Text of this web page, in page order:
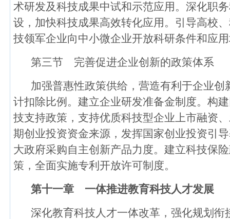
术研发及科技成果中试和示范应用。深化职
设，加快科技成果高效转化应用。引导高校
技领军企业向中小微企业开放科研条件和应
第三节 完善促进企业创新的政策体系
加强普惠性政策供给，营造有利于企业
计扣除比例。建立企业研发准备金制度。构
技支持政策，支持优质科技型企业上市融资
期创业投资资金来源，发挥国家创业投资引
大政府采购自主创新产品力度。建立科技保
策，全面实施专利开放许可制度。
第十一章 一体推进教育科技人才发展
深化教育科技人才一体改革，强化规划